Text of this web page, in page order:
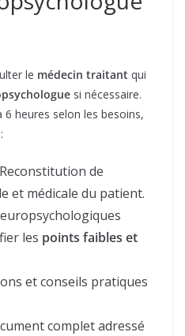
le médecin traitant qui
si nécessaire.
6 heures selon les besoins,
Reconstitution de
et médicale du patient.
les points faibles et
et conseils pratiques
complet adressé